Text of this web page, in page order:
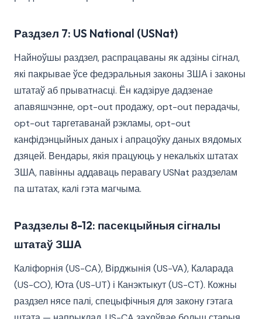
Раздзел 7: US National (USNat)
Найноўшы раздзел, распрацаваны як адзіны сігнал,
які пакрывае ўсе федэральныя законы ЗША і законы
штатаў аб прыватнасці. Ён кадзіруе дадзенае
апавяшчэнне, opt-out продажу, opt-out перадачы,
opt-out таргетаванай рэкламы, opt-out
канфідэнцыйных даных і апрацоўку даных вядомых
дзяцей. Вендары, якія працуюць у некалькіх штатах
ЗША, павінны аддаваць перавагу USNat раздзелам
па штатах, калі гэта магчыма.
Раздзелы 8-12: пасекцыйныя сігналы
штатаў ЗША
Каліфорнія (US-CA), Вірджынія (US-VA), Каларада
(US-CO), Юта (US-UT) і Канэктыкут (US-CT). Кожны
раздзел нясе палі, спецыфічныя для закону гэтага